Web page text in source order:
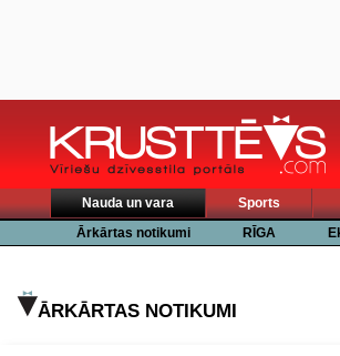
Nauda un vara Sports
Ārkārtas notikumi
RĪGA
ĀRKĀRTAS NOTIKUMI